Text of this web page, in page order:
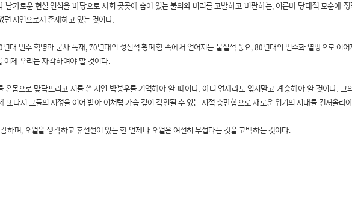
날카로운 현실 인식을 바탕으로 사회 곳곳에 숨어 있는 불의와 비리를 고발하고 비판하는, 이른바 당대적 모순에
던 시인으로서 존재하고 있는 것이다.
대 민주 혁명과 군사 독재, 70년대의 정신적 황폐함 속에서 얻어지는 물질적 풍요, 80년대의 민주화 열망으로 이
이제 우리는 자각하여야 할 것이다.
온몸으로 맞닥뜨리고 시를 쓴 시인 박봉우를 기억해야 할 때이다. 아니 언제라도 잊지말고 계승해야 할 것이다. 그
또다시 그들의 시정을 이어 받아 이처럼 가슴 깊이 각인될 수 있는 시적 충만함으로 새로운 위기의 시대를 건져올려
하며, 오월을 생각하고 휴전선이 있는 한 언제나 오월은 여전히 무섭다는 것을 고백하는 것이다.